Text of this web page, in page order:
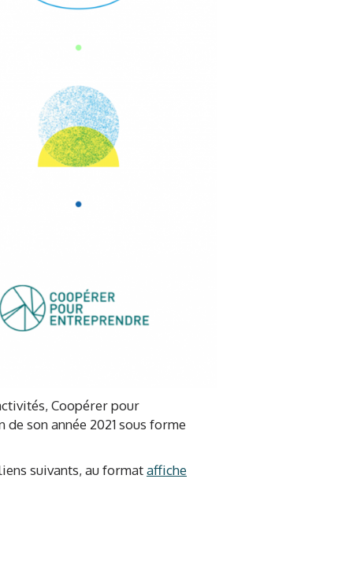
Coopérer pour
son année 2021 sous forme
suivants, au formataffiche